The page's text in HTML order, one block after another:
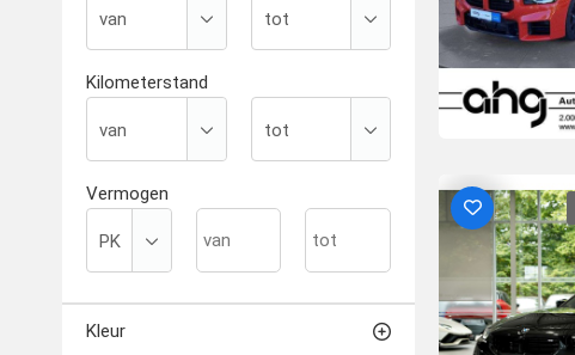
Kilometerstand
Vermogen
Kleur